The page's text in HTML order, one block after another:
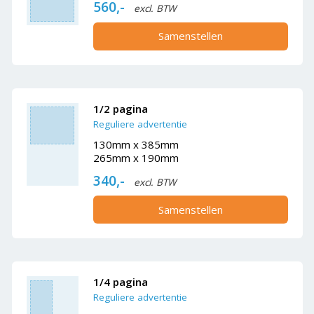
560,- excl. BTW
Samenstellen
1/2 pagina
Reguliere advertentie
130mm x 385mm
265mm x 190mm
340,- excl. BTW
Samenstellen
1/4 pagina
Reguliere advertentie